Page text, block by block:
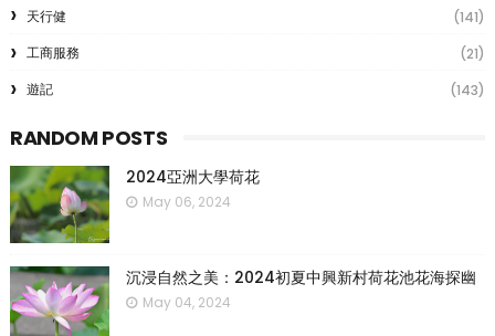
天行健
(141)
工商服務
(21)
遊記
(143)
RANDOM POSTS
2024亞洲大學荷花
May 06, 2024
沉浸自然之美：2024初夏中興新村荷花池花海探幽
May 04, 2024